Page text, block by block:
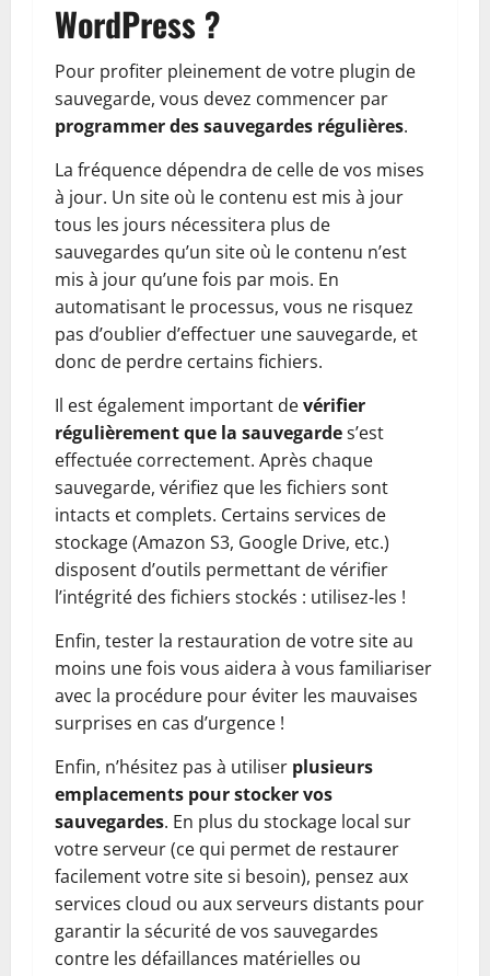
WordPress ?
Pour profiter pleinement de votre plugin de
sauvegarde, vous devez commencer par
programmer des sauvegardes régulières.
La fréquence dépendra de celle de vos mises
à jour. Un site où le contenu est mis à jour
tous les jours nécessitera plus de
sauvegardes qu’un site où le contenu n’est
mis à jour qu’une fois par mois. En
automatisant le processus, vous ne risquez
pas d’oublier d’effectuer une sauvegarde, et
donc de perdre certains fichiers.
Il est également important devérifier
régulièrement que la sauvegardes’est
effectuée correctement. Après chaque
sauvegarde, vérifiez que les fichiers sont
intacts et complets. Certains services de
stockage (Amazon S3, Google Drive, etc.)
disposent d’outils permettant de vérifier
l’intégrité des fichiers stockés : utilisez-les !
Enfin, tester la restauration de votre site au
moins une fois vous aidera à vous familiariser
avec la procédure pour éviter les mauvaises
surprises en cas d’urgence !
Enfin, n’hésitez pas à utiliser plusieurs
emplacements pour stocker vos
sauvegardes. En plus du stockage local sur
votre serveur (ce qui permet de restaurer
facilement votre site si besoin), pensez aux
services cloud ou aux serveurs distants pour
garantir la sécurité de vos sauvegardes
contre les défaillances matérielles ou